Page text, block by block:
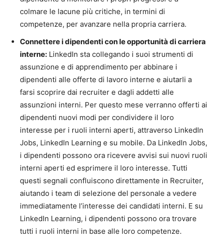
colmare le lacune più critiche, in termini di
competenze, per avanzare nella propria carriera.
Connettere i dipendenti con le opportunità di carriera
interne: LinkedIn sta collegando i suoi strumenti di
assunzione e di apprendimento per abbinare i
dipendenti alle offerte di lavoro interne e aiutarli a
farsi scoprire dai recruiter e dagli addetti alle
assunzioni interni. Per questo mese verranno offerti ai
dipendenti nuovi modi per condividere il loro
interesse per i ruoli interni aperti, attraverso LinkedIn
Jobs, LinkedIn Learning e su mobile. Da LinkedIn Jobs,
i dipendenti possono ora ricevere avvisi sui nuovi ruoli
interni aperti ed esprimere il loro interesse. Tutti
questi segnali confluiscono direttamente in Recruiter,
aiutando i team di selezione del personale a vedere
immediatamente l’interesse dei candidati interni. E su
LinkedIn Learning, i dipendenti possono ora trovare
tutti i ruoli interni in base alle loro competenze.